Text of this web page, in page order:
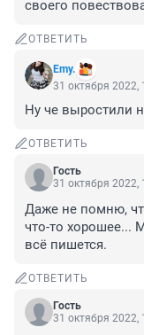
своего
ОТВЕТИТЬ
Emy.
31 октября 2022,
Ну че выростили
ОТВЕТИТЬ
Гость
31 октября 2022,
Даже не помню,
что-то хорошее...
всё пишется.
ОТВЕТИТЬ
Гость
31 октября 2022,